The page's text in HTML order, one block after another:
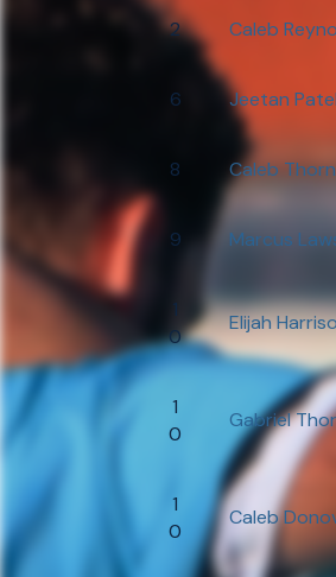
2 Caleb
6 Jeetan Patel
8 Caleb
9 Marcus
1
0
Elijah
1
0
Gabriel
1
0
Caleb